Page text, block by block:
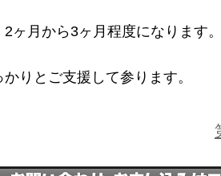
2ヶ月から3ヶ月程度になります
りとご支援して参ります。